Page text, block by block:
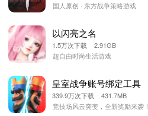
国人原创 · 东方战争策略游戏
以闪亮之名
1.5万次下载 2.91GB
超自由时尚生活游戏
皇室战争账号绑定工具
339.9万次下载 431.7MB
竞技场风云突变，全新奖励来袭！